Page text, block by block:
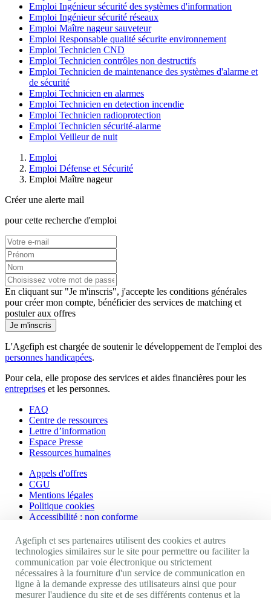
Emploi Ingénieur sécurité des systèmes d'information
Emploi Ingénieur sécurité réseaux
Emploi Maître nageur sauveteur
Emploi Responsable qualité sécurite environnement
Emploi Technicien CND
Emploi Technicien contrôles non destructifs
Emploi Technicien de maintenance des systèmes d'alarme et
de sécurité
Emploi Technicien en alarmes
Emploi Technicien en detection incendie
Emploi Technicien radioprotection
Emploi Technicien sécurité-alarme
Emploi Veilleur de nuit
Emploi
Emploi Défense et Sécurité
Emploi Maître nageur
Créer une alerte mail
pour cette recherche d'emploi
En cliquant sur "Je m'inscris", j'accepte les conditions générales
pour créer mon compte, bénéficier des services de matching et
postuler aux offres
Je m'inscris
L'Agefiph est chargée de soutenir le développement de l'emploi des
personnes handicapées.
Pour cela, elle propose des services et aides financières pour les
entreprises et les personnes.
FAQ
Centre de ressources
Lettre d’information
Espace Presse
Ressources humaines
Appels d'offres
CGU
Mentions légales
Politique cookies
Accessibilité : non conforme
Nos autres sites
Site portail Agefiph
Activateur de progrès
Handinnov
Agefiph et ses partenaires utilisent des cookies et autres
technologies similaires sur le site pour permettre ou faciliter la
communication par voie électronique ou strictement
nécessaires à la fourniture d'un service de communication en
ligne à la demande expresse des utilisateurs ainsi que pour
mesurer l'audience du site et de ses différents contenus et la